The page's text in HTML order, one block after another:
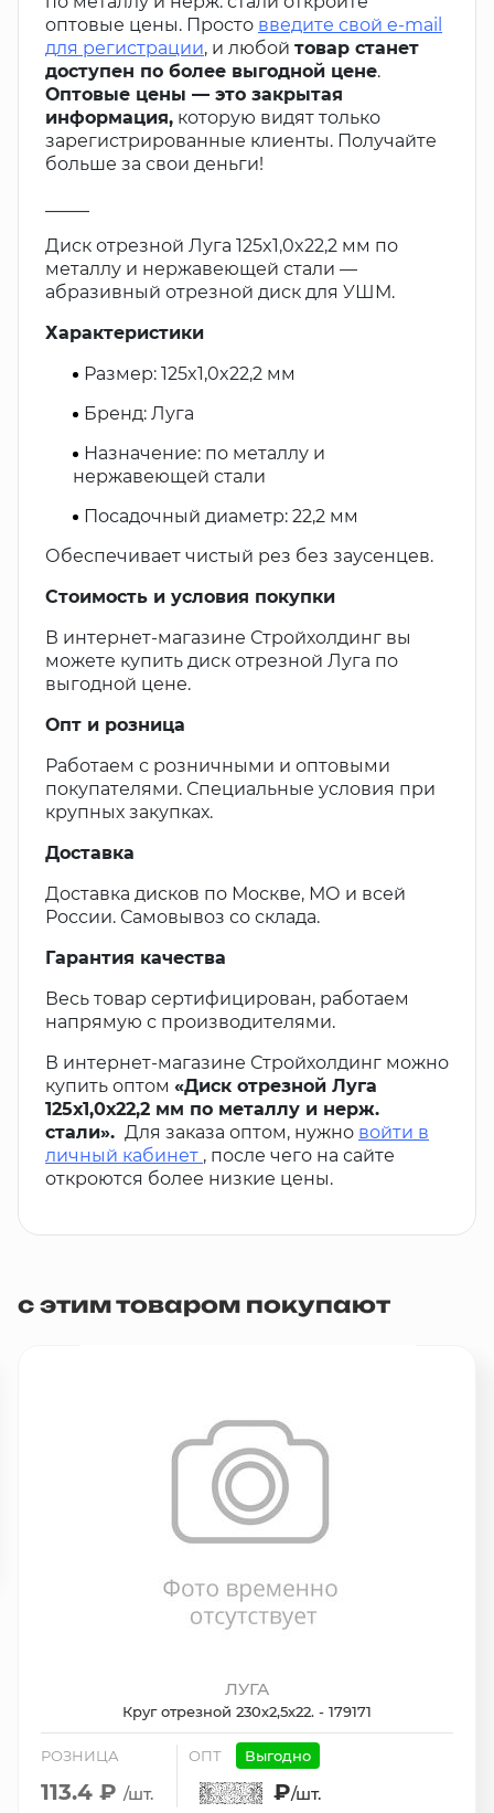
оптовые цены. Просто введите свой e-mail
для регистрации, и любой товар станет
доступен по более выгодной цене.
Оптовые цены — это закрытая
информация, которую видят только
зарегистрированные клиенты. Получайте
больше за свои деньги!
Диск отрезной Луга 125x1,0x22,2 мм по
металлу и нержавеющей стали —
абразивный отрезной диск для УШМ.
Характеристики
Размер: 125x1,0x22,2 мм
Бренд: Луга
Назначение: по металлу и
нержавеющей стали
Посадочный диаметр: 22,2 мм
Обеспечивает чистый рез без заусенцев.
Стоимость и условия покупки
В интернет-магазине Стройхолдинг вы
можете купить диск отрезной Луга по
выгодной цене.
Опт и розница
Работаем с розничными и оптовыми
покупателями. Специальные условия при
крупных закупках.
Доставка
Доставка дисков по Москве, МО и всей
России. Самовывоз со склада.
Гарантия качества
Весь товар сертифицирован, работаем
напрямую с производителями.
В интернет-магазине Стройхолдинг можно
купить оптом «Диск отрезной Луга
125х1,0х22,2 мм по металлу и нерж.
стали». Для заказа оптом, нужно войти в
личный кабинет , после чего на сайте
откроются более низкие цены.
с этим товаром покупают
ЛУГА
Круг отрезной 230х2,5х22. - 179171
РОЗНИЦА
113.4 ₽ /шт.
ОПТ Выгодно
₽/шт.